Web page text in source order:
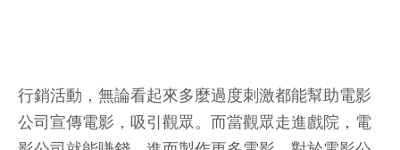
行銷活動，無論看起來多麼過度刺激都能幫助電影
公司宣傳電影，吸引觀眾。而當觀眾走進戲院，電